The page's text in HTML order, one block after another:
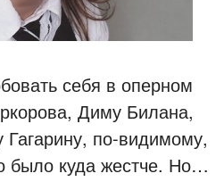
себя в оперном
Диму Билана,
по-видимому,
было куда жестче. Но…